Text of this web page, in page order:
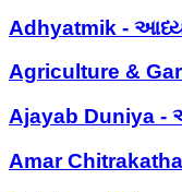
Adhyatmik -
Agriculture &
Ajayab Duniya -
Amar